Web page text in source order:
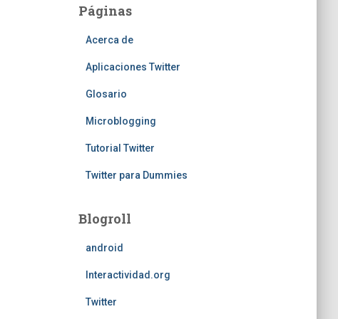
Páginas
Acerca de
Aplicaciones Twitter
Glosario
Microblogging
Tutorial Twitter
Twitter para Dummies
Blogroll
android
Interactividad.org
Twitter